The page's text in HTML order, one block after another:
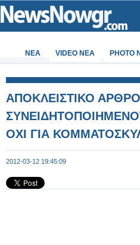
ΝΕΑ VIDEO NEA PHOTO
ΑΠΟΚΛΕΙΣΤΙΚΟ ΑΡΘΡΟ
ΟΧΙ ΓΙΑ
2012-03-12 19:45:09